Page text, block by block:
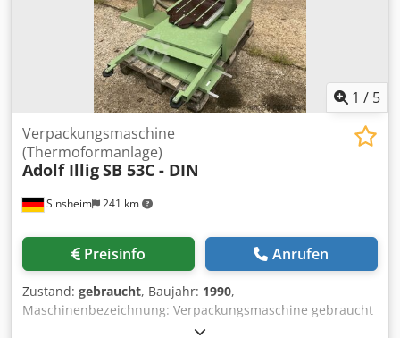
1 / 5
Sinsheim 241 km
Verpackungsmaschine
(Thermoformanlage)
Adolf IlligSB 53C - DIN
Preisinfo Anrufen
Zustand: gebraucht, Baujahr: 1990,
Maschinenbezeichnung: Verpackungsmaschine gebraucht
(Thermoformanlage) Hersteller: Adolf Illig Typ: SB 53C - DIN